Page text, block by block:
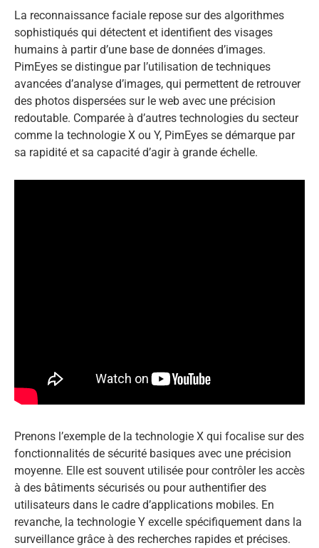
La reconnaissance faciale repose sur des algorithmes
sophistiqués qui détectent et identifient des visages
humains à partir d’une base de données d’images.
PimEyes se distingue par l’utilisation de techniques
avancées d’analyse d’images, qui permettent de retrouver
des photos dispersées sur le web avec une précision
redoutable. Comparée à d’autres technologies du secteur
comme la technologie X ou Y, PimEyes se démarque par
sa rapidité et sa capacité d’agir à grande échelle.
Prenons l’exemple de la technologie X qui focalise sur des
fonctionnalités de sécurité basiques avec une précision
moyenne. Elle est souvent utilisée pour contrôler les accès
à des bâtiments sécurisés ou pour authentifier des
utilisateurs dans le cadre d’applications mobiles. En
revanche, la technologie Y excelle spécifiquement dans la
surveillance grâce à des recherches rapides et précises.